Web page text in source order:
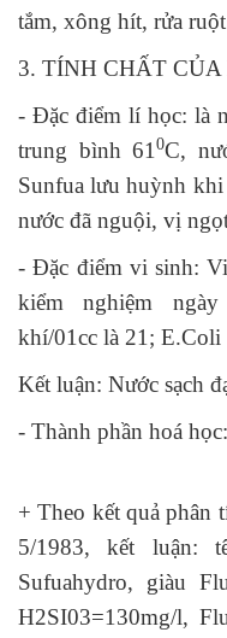
tắm, xông hít, rửa
3. TÍNH CHẤT
- Đặc điểm lí học: là
trung bình 610C,
Sunfua lưu huỳnh
nước đã nguội, vị
- Đặc điểm vi sinh:
kiểm nghiệm
khí/01cc là 21;
Kết luận: Nước sạch
- Thành phần hoá học:
+ Theo kết quả phân
5/1983, kết luận:
Sufuahydro, giàu
H2SI03=130mg/l,